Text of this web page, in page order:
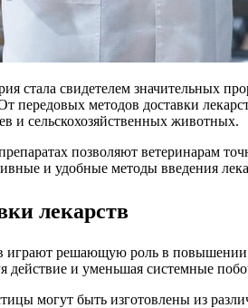
стала свидетелем значительных
передовых методов доставки
и сельскохозяйственных животных.
позволяют ветеринарам
и удобные методы введения
лекарств
играют решающую роль в
действие и уменьшая системные
могут быть изготовлены из